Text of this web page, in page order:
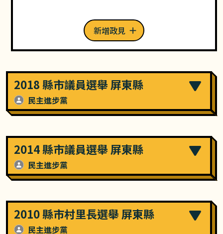
新增政見
2018 縣市議員選舉 屏東縣
民主進步黨
2014 縣市議員選舉 屏東縣
民主進步黨
2010 縣市村里長選舉 屏東縣
民主進步黨